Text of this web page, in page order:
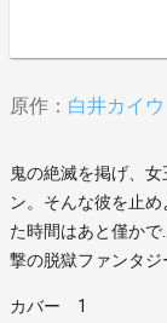
原作： 白井カイウ
鬼の絶滅を掲げ、
ン。そんな彼を止
た時間はあと僅か
撃の脱獄ファンタジ
カバー 1